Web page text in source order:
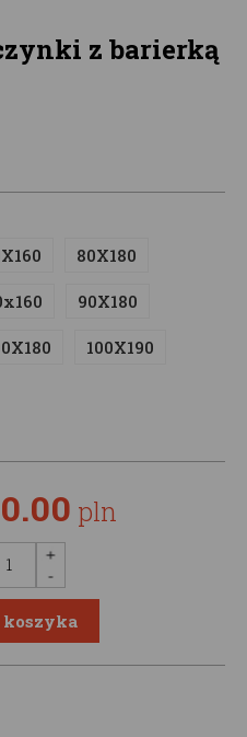
z barierką
80X180
90X180
100X190
pln